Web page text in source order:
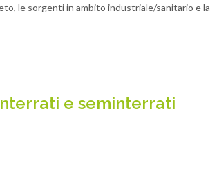
le sorgenti in ambito industriale/sanitario e la
e seminterrati